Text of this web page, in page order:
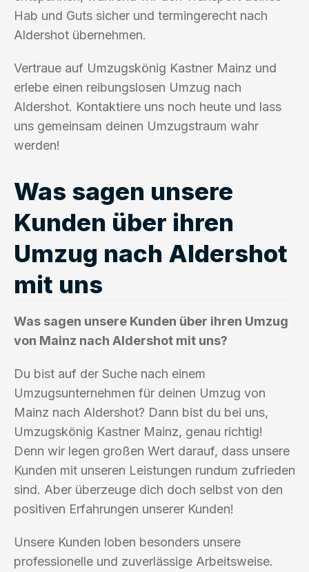
Hab und Guts sicher und termingerecht nach
Aldershot übernehmen.
Vertraue auf Umzugskönig Kastner Mainz und
erlebe einen reibungslosen Umzug nach
Aldershot. Kontaktiere uns noch heute und lass
uns gemeinsam deinen Umzugstraum wahr
werden!
Was sagen unsere
Kunden über ihren
Umzug nach Aldershot
mit uns
Was sagen unsere Kunden über ihren Umzug
von Mainz nach Aldershot mit uns?
Du bist auf der Suche nach einem
Umzugsunternehmen für deinen Umzug von
Mainz nach Aldershot? Dann bist du bei uns,
Umzugskönig Kastner Mainz, genau richtig!
Denn wir legen großen Wert darauf, dass unsere
Kunden mit unseren Leistungen rundum zufrieden
sind. Aber überzeuge dich doch selbst von den
positiven Erfahrungen unserer Kunden!
Unsere Kunden loben besonders unsere
professionelle und zuverlässige Arbeitsweise.